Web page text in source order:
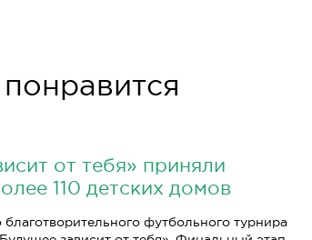
от тебя» приняли
110 детских домов
футбольного турнира